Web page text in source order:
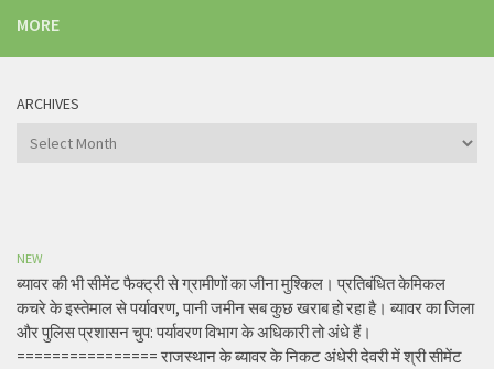
MORE
ARCHIVES
Archives
NEW
ब्यावर की भी सीमेंट फैक्ट्री से ग्रामीणों का जीना मुश्किल। प्रतिबंधित केमिकल
कचरे के इस्तेमाल से पर्यावरण, पानी जमीन सब कुछ खराब हो रहा है। ब्यावर का जिला
और पुलिस प्रशासन चुप: पर्यावरण विभाग के अधिकारी तो अंधे हैं।
================ राजस्थान के ब्यावर के निकट अंधेरी देवरी में श्री सीमेंट